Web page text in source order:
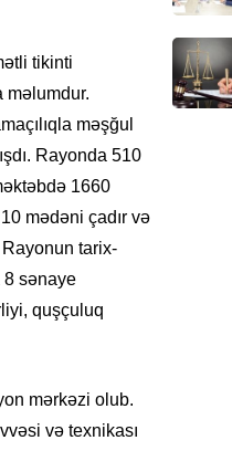
tikinti
məlumdur.
məşğul
Rayonda 510
1660
mədəni çadır və
tarix-
8 sənaye
quşçuluq
mərkəzi olub.
və texnikası